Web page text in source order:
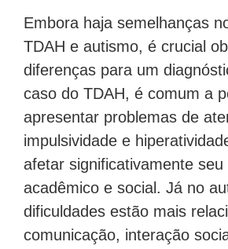
Embora haja semelhanças
TDAH e autismo, é crucial
diferenças para um
caso do TDAH, é comum a
apresentar problemas de
impulsividade e
afetar significativamente
acadêmico e social. Já no
dificuldades estão mais
comunicação, interação